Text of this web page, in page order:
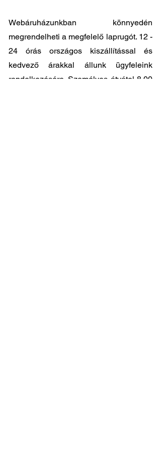
Webáruházunkban könnyedén
megrendelheti a megfelelő laprugót. 12 -
24 órás országos kiszállítással és
kedvező árakkal állunk ügyfeleink
rendelkezésére. Személyes átvátel 8.00